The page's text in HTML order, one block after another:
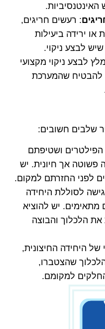
האינטנסיביות.
: רעשים חריגים,
או ירידה ביעילות
לבצע ניקוי.
לבצע ניקוי מקצועי
להבטיח שהמערכת
ושטיפתם
פשוטה אך חיונית. יש
לפני החזרתם למקום.
לסוללת היחידה
מתאימים. יש להוציא
את הלכלוך והבוצה
של היחידה החיצונית,
שהצטברו,
למקומם.